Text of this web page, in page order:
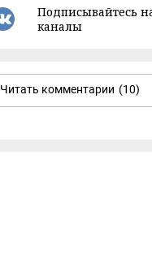
Подписывайтесь
каналы
Читать комментарии (10)